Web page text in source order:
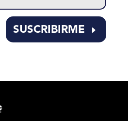
SUSCRIBIRME